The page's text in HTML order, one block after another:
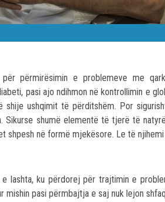
përmirësimin e problemeve me
pasi ajo ndihmon në kontrollimin e
shije ushqimit të përditshëm. Por
Sikurse shumë elementë të tjerë të
shpesh në formë mjekësore. Le të
lashta, ku përdorej për trajtimin e
pasi përmbajtja e saj nuk lejon